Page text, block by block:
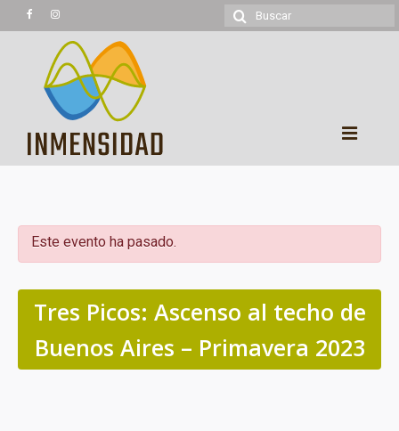
Buscar
por:
Trekking
Montañismo
Cicloturismo
Kayaking
Cabalgatas
Este evento ha pasado.
Tres Picos: Ascenso al techo de
Buenos Aires – Primavera 2023